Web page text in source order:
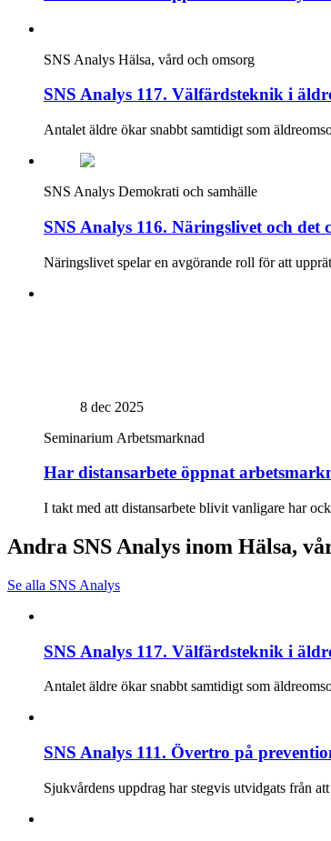
SNS Analys Hälsa, vård och omsorg
SNS Analys 117. Välfärdsteknik i
Antalet äldre ökar snabbt samtidigt som
SNS Analys Demokrati och samhälle
SNS Analys 116. Näringslivet och
Näringslivet spelar en avgörande roll för att
8 dec 2025
Seminarium Arbetsmarknad
Har distansarbete öppnat
I takt med att distansarbete blivit vanligare har
Andra SNS Analys inom Hälsa,
Se alla SNS Analys
SNS Analys 117. Välfärdsteknik i
Antalet äldre ökar snabbt samtidigt som
SNS Analys 111. Övertro på
Sjukvårdens uppdrag har stegvis utvidgats från